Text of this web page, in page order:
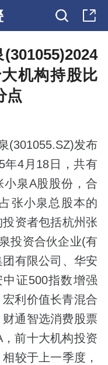
机构持股比
点
发布
年4月18日，共有
泉A股股份，合
张小泉总股本的
资者包括杭州张
投资合伙企业(有
有限公司、华安
证500指数增强
利价值长青混合
通智选消费股票
前十大机构投资
较于上一季度，